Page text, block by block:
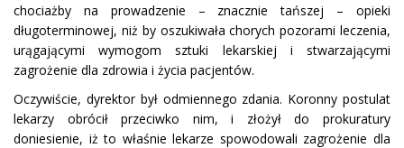
chociażby na prowadzenie – znacznie tańszej – opieki
długoterminowej, niż by oszukiwała chorych pozorami leczenia,
urągającymi wymogom sztuki lekarskiej i stwarzającymi
zagrożenie dla zdrowia i życia pacjentów.
Oczywiście, dyrektor był odmiennego zdania. Koronny postulat
lekarzy obrócił przeciwko nim, i złożył do prokuratury
doniesienie, iż to właśnie lekarze spowodowali zagrożenie dla